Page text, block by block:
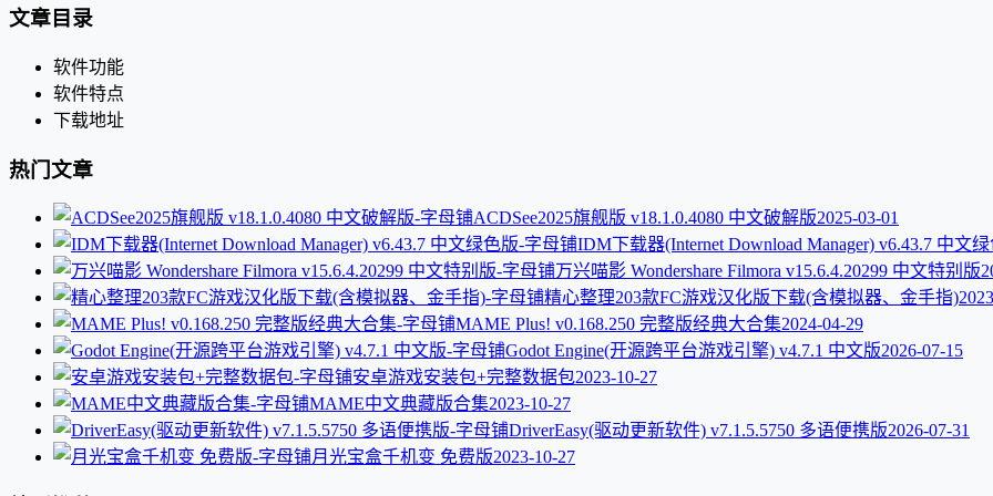
文章目录
软件功能
软件特点
下载地址
热门文章
ACDSee2025旗舰版 v18.1.0.4080 中文破解版2025-03-01
IDM下载器(Internet Download Manager) v6.43.7 中文
万兴喵影 Wondershare Filmora v15.6.4.20299 中文特别版
精心整理203款FC游戏汉化版下载(含模拟器、金手指)
MAME Plus! v0.168.250 完整版经典大合集2024-04-29
Godot Engine(开源跨平台游戏引擎) v4.7.1 中文版2026-07-15
安卓游戏安装包+完整数据包2023-10-27
MAME中文典藏版合集2023-10-27
DriverEasy(驱动更新软件) v7.1.5.5750 多语便携版2026-07-31
月光宝盒千机变 免费版2023-10-27